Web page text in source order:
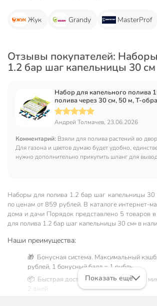
Жук Grandy MasterProf
Отзывы покупателей:
1.2 бар шаг капельницы 30 см
Набор для капельного полива
полива через 30 см, 50 м, Т-
Андрей Толмачев, 23.06.2026
Комментарий: Взяли для полива растений во
Для газона и цветов думаю будет удобно,
нужно дополнительно прикупить шланг для
Наборы для полива 1.2 бар шаг капельницы 30
по ценам от 859 рублей. В каталоге интернет-
дома и дачи Порядок представлено 5 товаров
для полива 1.2 бар шаг капельницы 30 см» в
Наши преимущества:
🎁 Бонусная система. Максимальный
рублей, 1 бонусный балл = 1 рубль.
📦 Быстрая доставка. Самовывоз от 60
2 дней.
Показать ещё